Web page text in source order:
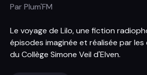
ParPlum'FM
Le voyage de Lilo, une fiction
épisodes imaginée et réalisée par les
du Collège Simone Veil d'Elven.